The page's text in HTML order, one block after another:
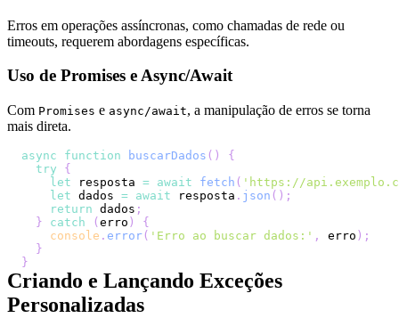
Erros em operações assíncronas, como chamadas de rede ou
timeouts, requerem abordagens específicas.
Uso de Promises e Async/Await
Com Promises e async/await, a manipulação de erros se torna
mais direta.
async function buscarDados ( )
{
try
{
let resposta = await fetch ( 'https://
let dados = await resposta . json ( ) ;
return dados ;
}
catch ( erro )
{
console . error( 'Erro ao buscar dados:' , erro ) ;
}
}
Criando e Lançando Exceções
Personalizadas